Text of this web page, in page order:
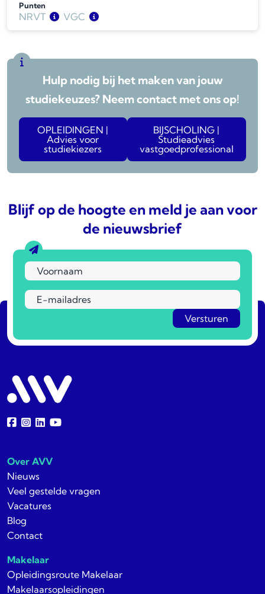
Punten
NRVT
BV
5 vrij
LV
Wonen
5 vrij
VGC
BV
6
Wonen
6
Hulp nodig bij het maken van jouw
studiekeuzes? Neem contact met ons op!
OPLEIDINGEN |
Advies voor
studiekiezers
BIJSCHOLING |
Studieadvies
vastgoedprofessional
Blijf op de hoogte en meld je aan voor
de nieuwsbrief
Over AVV
Nieuws
Veel gestelde vragen
Vacatures
Blog
Contact
Makelaar
Opleidingsroute Makelaar
Makelaarsopleidingen